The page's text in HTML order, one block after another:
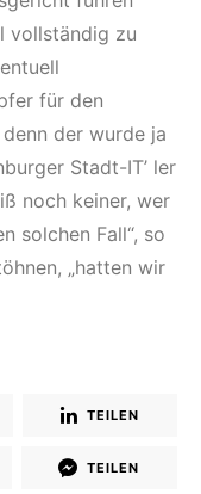
vollständig zu
für den
der wurde ja
Stadt-IT’ ler
noch keiner, wer
solchen Fall“, so
„hatten wir
TEILEN
TEILEN